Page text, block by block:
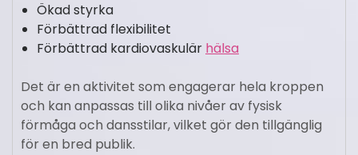
Ökad styrka
Förbättrad flexibilitet
Förbättrad kardiovaskulär hälsa
Det är en aktivitet som engagerar hela kroppen
och kan anpassas till olika nivåer av fysisk
förmåga och dansstilar, vilket gör den tillgänglig
för en bred publik.